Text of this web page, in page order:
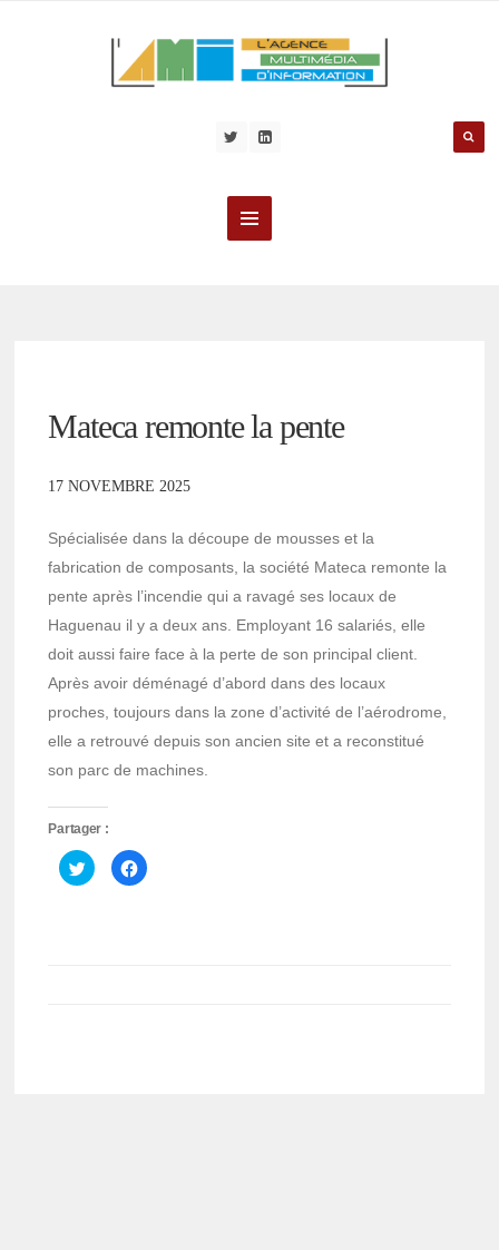
Mateca remonte la pente
17 NOVEMBRE 2025
Spécialisée dans la découpe de mousses et la
fabrication de composants, la société Mateca remonte la
pente après l’incendie qui a ravagé ses locaux de
Haguenau il y a deux ans. Employant 16 salariés, elle
doit aussi faire face à la perte de son principal client.
Après avoir déménagé d’abord dans des locaux
proches, toujours dans la zone d’activité de l’aérodrome,
elle a retrouvé depuis son ancien site et a reconstitué
son parc de machines.
Partager :
Cliquez
pour
partager
Cliquez
pour